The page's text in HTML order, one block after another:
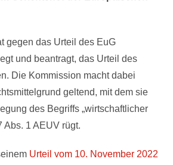
gegen das Urteil des EuG
und beantragt, das Urteil des
Die Kommission macht dabei
geltend, mit dem sie
des Begriffs „wirtschaftlicher
Abs. 1 AEUV rügt.
Urteil vom 10. November 2022